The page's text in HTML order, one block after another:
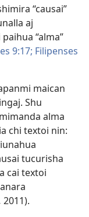
“causai”
aj
“alma”
9:17; Filipenses
maican
Shu
alma
chi textoi nin:
tucurisha
cai textoi
2011).